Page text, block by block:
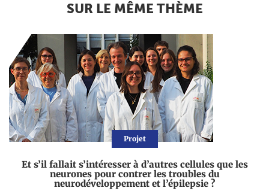
SUR LE MÊME THÈME
Projet
Et s’il fallait s’intéresser à d’autres cellules que les
neurones pour contrer les troubles du
neurodéveloppement et l’épilepsie ?